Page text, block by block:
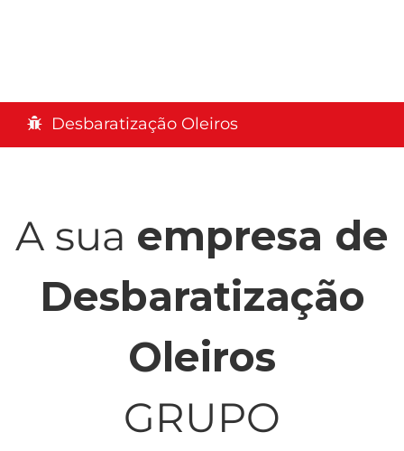
Desbaratização Oleiros
A sua empresa de
Desbaratização
Oleiros
GRUPO